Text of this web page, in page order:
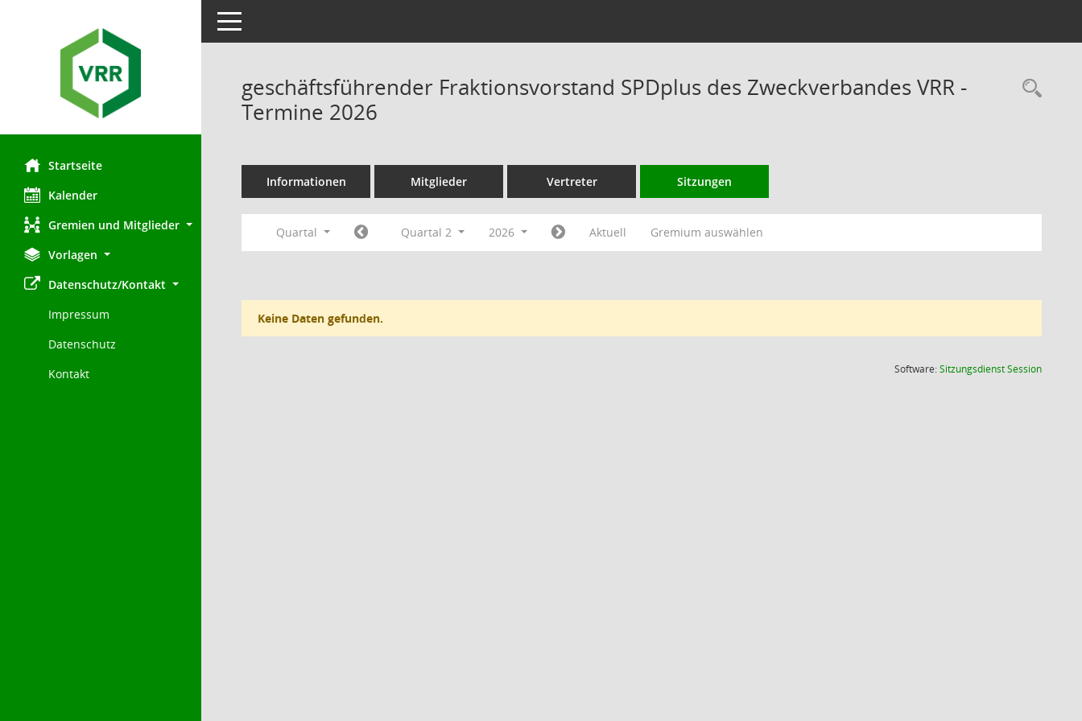
Startseite
Kalender
Gremien und Mitglieder
Vorlagen
Datenschutz/Kontakt
Impressum
Datenschutz
Kontakt
Toggle navigation
geschäftsführender Fraktionsvorstand SPDplus des Zweckverbandes VRR -
Termine 2026
Informationen Mitglieder Vertreter Sitzungen
Quartal Quartal 2 2026 Aktuell Gremium auswählen
Keine Daten gefunden.
Software:SitzungsdienstSession(Wird in